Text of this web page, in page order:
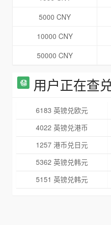
5000 CNY
10000 CNY
50000 CNY
用户正在查
6183 英镑兑欧元
4022 英镑兑港币
1257 港币兑日元
5362 英镑兑韩元
5151 英镑兑韩元